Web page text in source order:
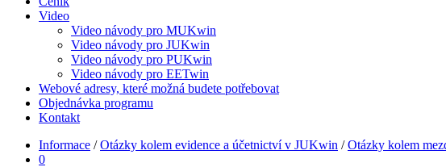
Video
Video návody pro MUKwin
Video návody pro JUKwin
Video návody pro PUKwin
Video návody pro EETwin
Webové adresy, které možná budete potřebovat
Objednávka programu
Kontakt
Informace / Otázky kolem evidence a účetnictví v JUKwin / Otázky kolem
0